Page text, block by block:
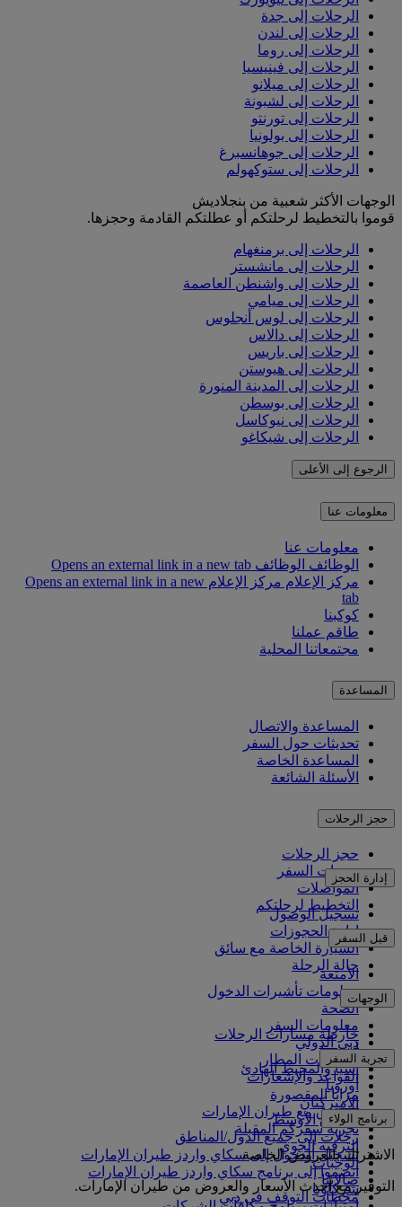
الرحلات إلى جدة
الرحلات إلى لندن
الرحلات إلى روما
الرحلات إلى فينيسيا
الرحلات إلى ميلانو
الرحلات إلى لشبونة
الرحلات إلى تورنتو
الرحلات إلى بولونيا
الرحلات إلى جوهانسبرغ
الرحلات إلى ستوكهولم
الوجهات الأكثر شعبية من بنجلاديش
قوموا بالتخطيط لرحلتكم أو عطلتكم القادمة وحجزها.
الرحلات إلى برمنغهام
الرحلات إلى مانشستر
الرحلات إلى واشنطن العاصمة
الرحلات إلى ميامي
الرحلات إلى لوس أنجلوس
الرحلات إلى دالاس
الرحلات إلى باريس
الرحلات إلى هيوستن
الرحلات إلى المدينة المنورة
الرحلات إلى بوسطن
الرحلات إلى نيوكاسل
الرحلات إلى شيكاغو
الرجوع إلى الأعلى
معلومات عنا
معلومات عنا
الوظائف الوظائف Opens an external link in a new tab
مركز الإعلام
مركز الإعلام Opens an external link in a new
tab
كوكبنا
طاقم عملنا
مجتمعاتنا المحلية
المساعدة
المساعدة والاتصال
تحديثات حول السفر
المساعدة الخاصة
الأسئلة الشائعة
حجز الرحلات
حجز الرحلات
خدمات السفر
المواصلات
التخطيط لرحلتكم
إدارة الحجز
تسجيل الوصول
إدارة الحجوزات
السيارة الخاصة مع سائق
حالة الرحلة
قبل السفر
الأمتعة
معلومات تأشيرات الدخول
الصحة
معلومات السفر
دبي الدولي
مواصلات المطار
القواعد والإشعارات
الوجهات
خارطة مسارات الرحلات
أفريقيا
آسيا والمحيط الهادئ
أوروبا
الأميركتان
الشرق الأوسط
رحلات إلى جميع الدول/المناطق
تجربة السفر
مزايا المقصورة
التسوق مع طيران الإمارات
تجربة سفركم المقبلة
الترفيه الجوي
الوجبات
صالاتنا
محطات التوقف في دبي
برنامج الولاء
تسجيل الدخول إلى سكاي واردز طيران الإمارات
انضموا إلى برنامج سكاي واردز طيران الإمارات
شركاؤنا
الاشتراك بالعروض الخاصة
التوفير مع أحدث الأسعار والعروض من طيران الإمارات.